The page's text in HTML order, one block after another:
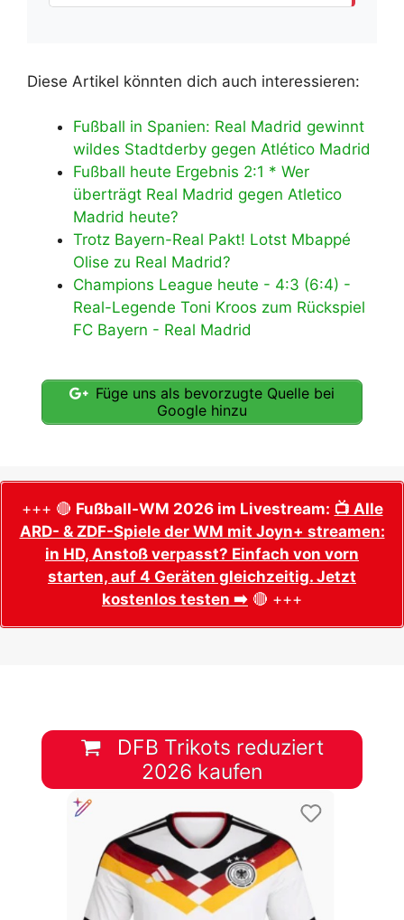
Diese Artikel könnten dich auch interessieren:
Fußball in Spanien: Real Madrid gewinnt
wildes Stadtderby gegen Atlético Madrid
Fußball heute Ergebnis 2:1 * Wer
überträgt Real Madrid gegen Atletico
Madrid heute?
Trotz Bayern-Real Pakt! Lotst Mbappé
Olise zu Real Madrid?
Champions League heute - 4:3 (6:4) -
Real-Legende Toni Kroos zum Rückspiel
FC Bayern - Real Madrid
Füge uns als bevorzugte Quelle bei
Google hinzu
+++ 🔴 Fußball-WM 2026 im Livestream: 📺 Alle
ARD- & ZDF-Spiele der WM mit Joyn+ streamen:
in HD, Anstoß verpasst? Einfach von vorn
starten, auf 4 Geräten gleichzeitig. Jetzt
kostenlos testen ➡️ 🔴 +++
DFB Trikots reduziert
2026 kaufen